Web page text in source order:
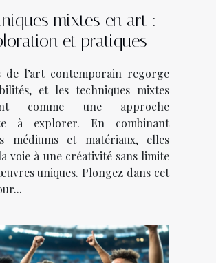
mixtes en art :
et pratiques
de l’art contemporain regorge
et les techniques mixtes
comme une approche
à explorer. En combinant
médiums et matériaux, elles
voie à une créativité sans limite
uniques. Plongez dans cet